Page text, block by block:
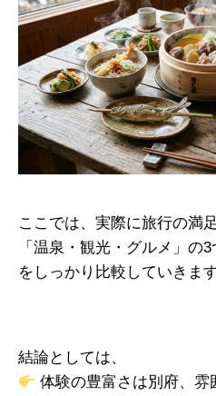
ここでは、実際に旅行の満
「温泉・観光・グルメ」の
をしっかり比較していきます
結論としては、
体験の豊富さは別府、雰